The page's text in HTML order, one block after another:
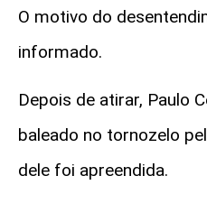
O motivo do
informado.
Depois de atirar, Paulo
baleado no tornozelo
dele foi apreendida.